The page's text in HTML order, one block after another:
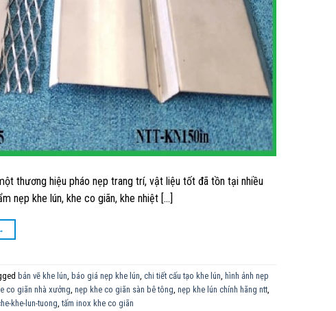
thương hiệu pháo nẹp trang trí, vật liệu tốt đã tồn tại nhiều
nẹp khe lún, khe co giãn, khe nhiệt […]
bản vẽ khe lún, báo giá nẹp khe lún, chi tiết cấu tạo khe lún, hình ảnh nẹp
co giãn nhà xưởng, nẹp khe co giãn sàn bê tông, nẹp khe lún chính hãng ntt,
khe-lun-tuong,tấm inox khe co giãn